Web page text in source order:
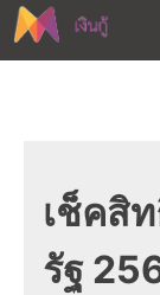
Skip
to
เงินส
เช็คสิ
รัฐ